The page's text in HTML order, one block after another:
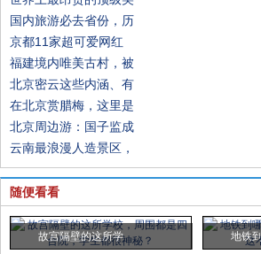
国内旅游必去省份，历
京都11家超可爱网红
福建境内唯美古村，被
北京密云这些内涵、有
在北京赏腊梅，这里是
北京周边游：国子监成
云南最浪漫人造景区，
随便看看
故宫隔壁的这所学 地铁